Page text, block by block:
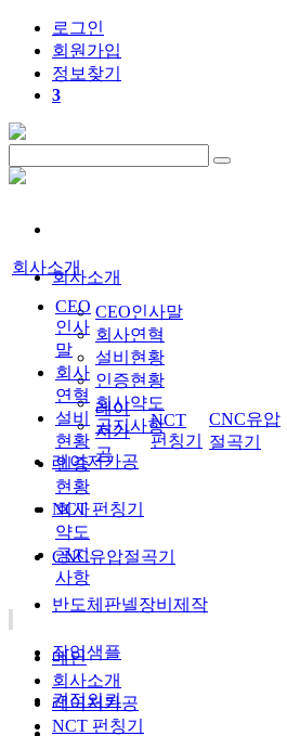
로그인
회원 가입
정보찾기
3
회사소개
CEO인사말
회사연혁
설비현황
인증현황
회사약도
공지사항
레이저가공
NCT 펀칭기
CNC유압절곡기
반도체판넬장비제작
작업샘플
견적의뢰
회사소개
CEO
인사
말
회사
연혁
설비
현황
인증
현황
회사
약도
공지
사항
레이
저가
공
NCT
펀칭기
CNC유압
절곡기
메인
회사소개
레이저가공
NCT 펀칭기